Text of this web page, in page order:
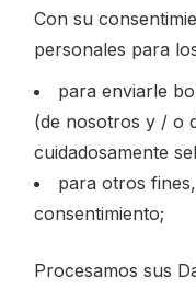
Con su
personales para
para enviarle
(de nosotros y / o
cuidadosamente
para otros
consentimiento;
Procesamos sus